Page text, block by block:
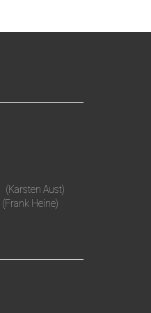
(Karsten Aust)
(Frank Heine)